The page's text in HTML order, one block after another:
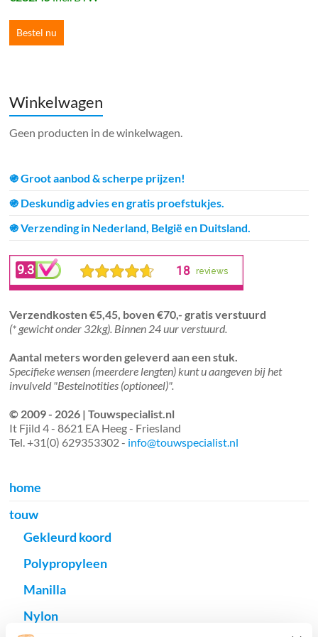
Bestel nu
Winkelwagen
Geen producten in de winkelwagen.
֍ Groot aanbod & scherpe prijzen!
֍ Deskundig advies en gratis proefstukjes.
֍ Verzending in Nederland, België en Duitsland.
Verzendkosten €5,45, boven €70,- gratis verstuurd
(* gewicht onder 32kg). Binnen 24 uur verstuurd.
Aantal meters worden geleverd aan een stuk.
Specifieke wensen (meerdere lengten) kunt u aangeven bij het
invulveld "Bestelnotities (optioneel)".
© 2009 - 2026 | Touwspecialist.nl
It Fjild 4 - 8621 EA Heeg - Friesland
Tel. +31(0) 629353302 - info@touwspecialist.nl
home
touw
Gekleurd koord
Polypropyleen
Manilla
Nylon